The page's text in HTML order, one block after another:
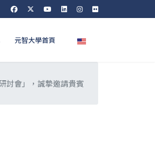
元智大學首頁 選擇你的語言
討會」，誠摯邀請貴賓